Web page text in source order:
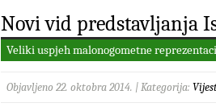
Novi vid predstavljanja
Veliki uspjeh malonogometne
Objavljeno 22. oktobra 2014. | Kategorija: